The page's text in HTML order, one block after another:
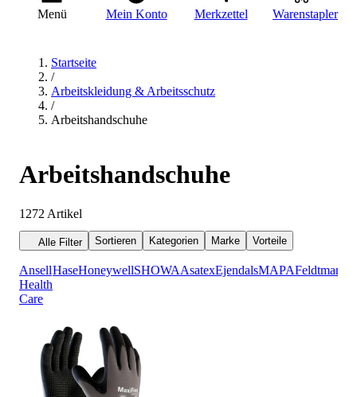
Menü Mein Konto Merkzettel Warenstapler
Startseite
/
Arbeitskleidung & Arbeitsschutz
/
Arbeitshandschuhe
Arbeitshandschuhe
1272 Artikel
Alle Filter Sortieren Kategorien Marke Vorteile
Ansell
Health
Care
HaseHoneywellSHOWAAsatexEjendalsMAPAFeldtmann